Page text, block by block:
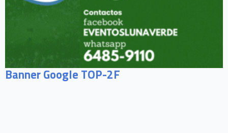
Banner Google TOP-2F